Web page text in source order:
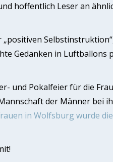
hoffentlich Leser an
Gedanken in Luftballons
und Pokalfeier für die
der Männer bei
in Wolfsburg wurde